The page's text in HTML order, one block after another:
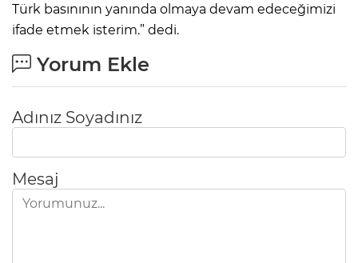
Türk basınının yanında olmaya devam edeceğimizi
ifade etmek isterim.” dedi.
Yorum Ekle
Adınız Soyadınız
Mesaj